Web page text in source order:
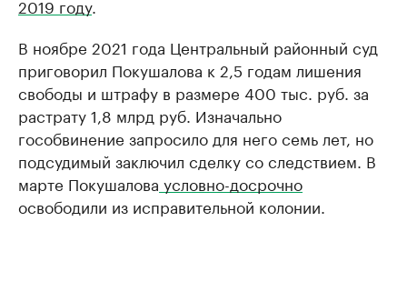
2019 году.
В ноябре 2021 года Центральный районный суд
приговорил Покушалова к 2,5 годам лишения
свободы и штрафу в размере 400 тыс. руб. за
растрату 1,8 млрд руб. Изначально
гособвинение запросило для него семь лет, но
подсудимый заключил сделку со следствием. В
марте Покушалова условно-досрочно
освободили из исправительной колонии.